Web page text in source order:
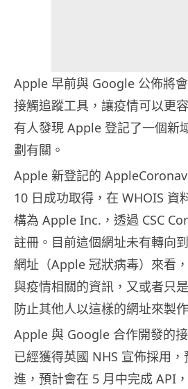
Apple 早前與 Google 公佈將
接觸追蹤工具，讓疫情可以更
有人發現 Apple 登記了一個新
劃有關。
Apple 新登記的
10 日成功取得，在 WHOIS 資
構為 Apple Inc.，透過 CSC
註冊。目前這個網址未有轉向
網址（Apple 冠狀病毒）來看
與疫情相關的資訊，又或者只
防止其他人以這樣的網址來製
Apple 與 Google 合作開發的
已經獲得英國 NHS 宣佈採用
進，預計會在 5 月中完成 API